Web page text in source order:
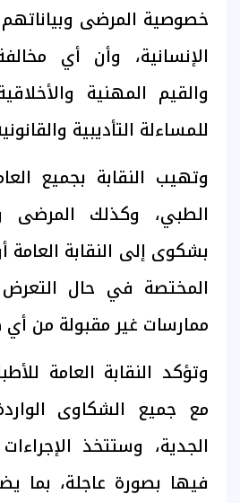
خصوصية المرضى
الإنسانية، وأن أي
والقيم المهنية
للمساءلة التأديبية
وتهيب النقابة بجميع
الطبي، وكذلك المرضى
بشكوى إلى النقابة العامة
المختصة في حال
ممارسات غير مقبولة من
وتؤكد النقابة العامة
مع جميع الشكاوى
الجدية، وستتخذ
فيها بصورة عاجلة، بما